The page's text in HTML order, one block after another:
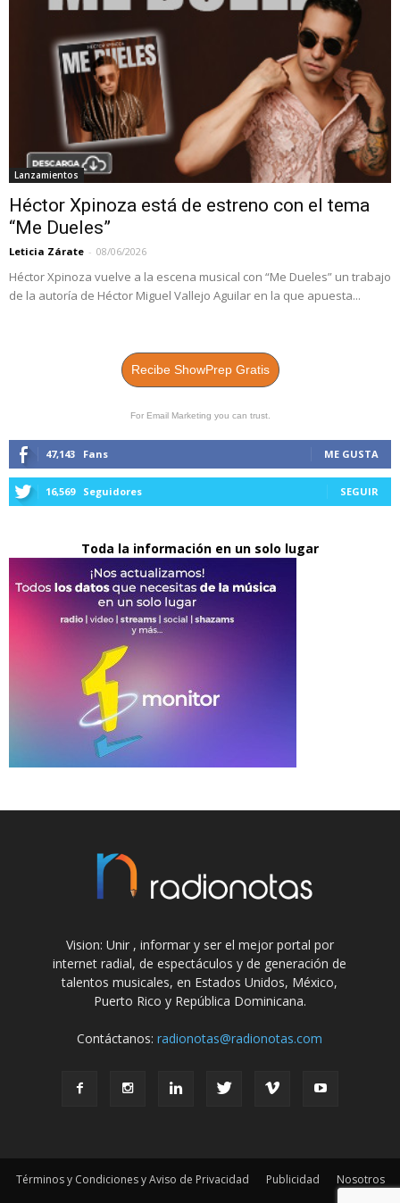
Lanzamientos
Héctor Xpinoza está de estreno con el tema
“Me Dueles”
Leticia Zárate - 08/06/2026
Héctor Xpinoza vuelve a la escena musical con “Me Dueles” un trabajo
de la autoría de Héctor Miguel Vallejo Aguilar en la que apuesta...
Recibe ShowPrep Gratis
For Email Marketing you can trust.
47,143 Fans ME GUSTA
16,569 Seguidores SEGUIR
Toda la información en un solo lugar
Vision: Unir , informar y ser el mejor portal por
internet radial, de espectáculos y de generación de
talentos musicales, en Estados Unidos, México,
Puerto Rico y República Dominicana.
Contáctanos:radionotas@radionotas.com
Términos y Condiciones y Aviso de Privacidad Publicidad
Nosotros